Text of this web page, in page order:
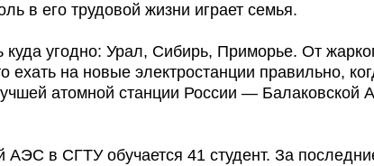
в его трудовой жизни играет семья.
угодно: Урал, Сибирь, Приморье. От
ехать на новые электростанции правильно,
атомной станции России —
АЭС в СГТУ обучается 41 студент. За